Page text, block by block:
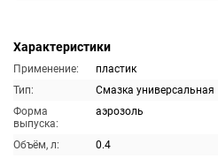
Характеристики
Применение:
пластик
Тип:
Смазка универсальная
Форма
выпуска:
аэрозоль
Объём, л:
0.4